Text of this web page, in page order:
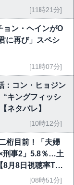
[11時21分]
ョン・ヘインがO
に再び」スペシ
[11時07分]
：コン・ヒョジン
“キングフィッシ
ネタバレ】
[10時12分]
桁目前！「夫婦
刑事2」5.8％…土
8月8日視聴率TO
[08時51分]